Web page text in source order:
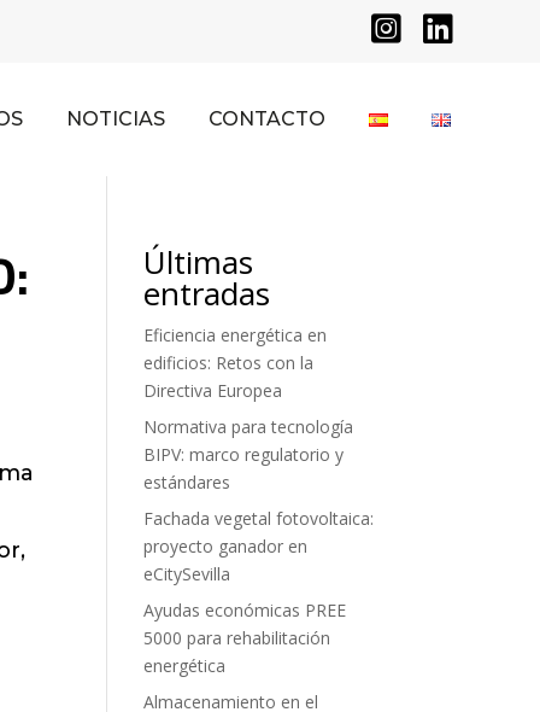
 
NOTICIAS CONTACTO
Últimas
entradas
Eficiencia energética en
edificios: Retos con la
Directiva Europea
Normativa para tecnología
BIPV: marco regulatorio y
estándares
Fachada vegetal fotovoltaica:
proyecto ganador en
eCitySevilla
Ayudas económicas PREE
5000 para rehabilitación
energética
Almacenamiento en el